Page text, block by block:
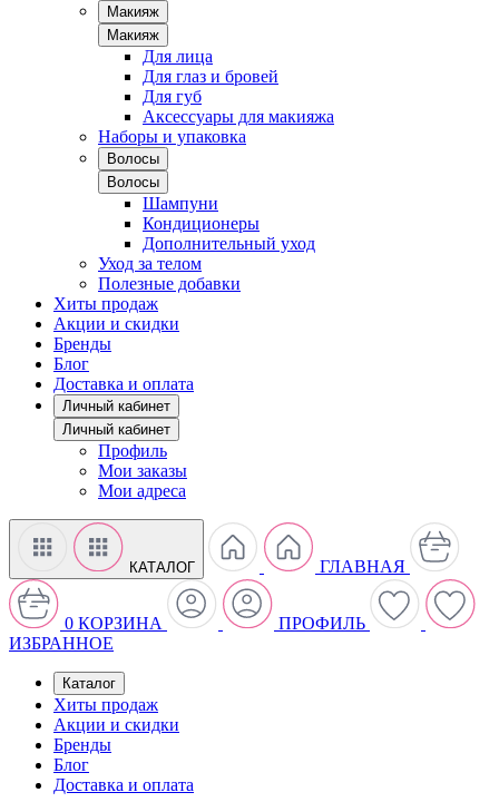
Макияж
Макияж
Для лица
Для глаз и бровей
Для губ
Аксессуары для макияжа
Наборы и упаковка
Волосы
Волосы
Шампуни
Кондиционеры
Дополнительный уход
Уход за телом
Полезные добавки
Хиты продаж
Акции и скидки
Бренды
Блог
Доставка и оплата
Личный кабинет
Личный кабинет
Профиль
Мои заказы
Мои адреса
КАТАЛОГ ГЛАВНАЯ
0 КОРЗИНА
ПРОФИЛЬ
ИЗБРАННОЕ
Каталог
Хиты продаж
Акции и скидки
Бренды
Блог
Доставка и оплата